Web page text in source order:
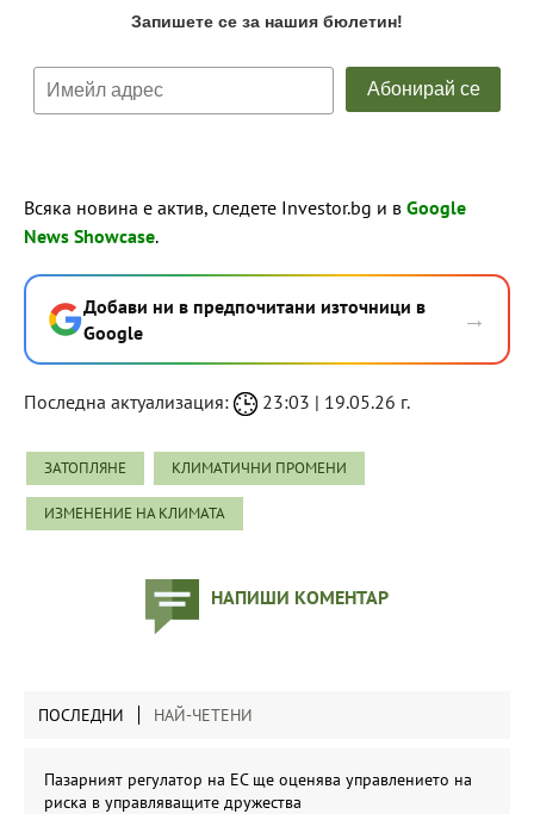
Всяка новина е актив, следете Investor.bg и в Google
News Showcase.
Добави ни в предпочитани източници в
Google
→
Последна актуализация: 23:03 | 19.05.26 г.
ЗАТОПЛЯНЕ КЛИМАТИЧНИ ПРОМЕНИ
ИЗМЕНЕНИЕ НА КЛИМАТА
НАПИШИ КОМЕНТАР
ПОСЛЕДНИ НАЙ-ЧЕТЕНИ
Пазарният регулатор на ЕС ще оценява управлението на
риска в управляващите дружества